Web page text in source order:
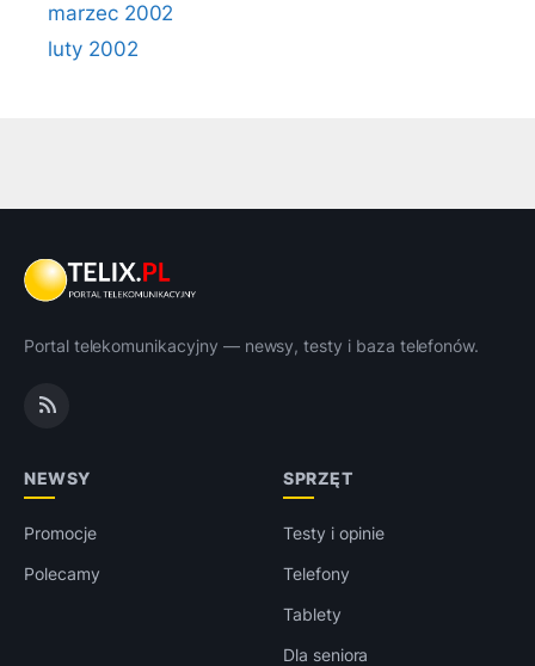
marzec 2002
luty 2002
Portal telekomunikacyjny — newsy, testy i baza telefonów.
NEWSY
Promocje
Polecamy
SPRZĘT
Testy i opinie
Telefony
Tablety
Dla seniora